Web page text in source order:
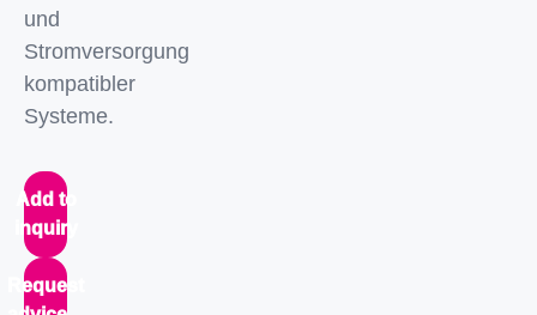
und
Stromversorgung
kompatibler
Systeme.
Add to
inquiry
Request